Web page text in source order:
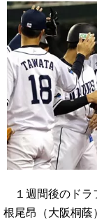
１週間後のドラ
根尾昂（大阪桐蔭